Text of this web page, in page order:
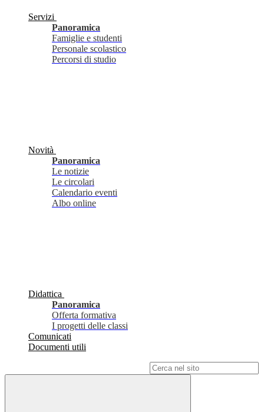
Servizi
Panoramica
Famiglie e studenti
Personale scolastico
Percorsi di studio
Novità
Panoramica
Le notizie
Le circolari
Calendario eventi
Albo online
Didattica
Panoramica
Offerta formativa
I progetti delle classi
Comunicati
Documenti utili